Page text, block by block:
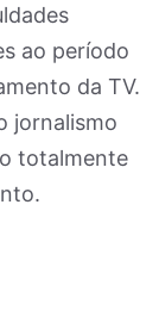
ao período
da TV.
jornalismo
totalmente